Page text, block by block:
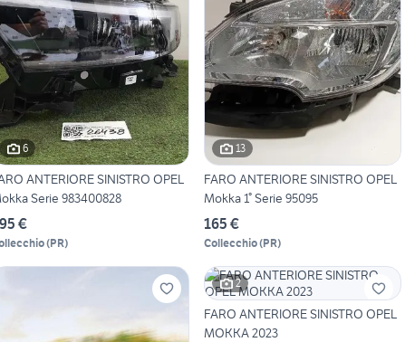
6
ANTERIORE SINISTRO OPEL
Serie 983400828
€
(PR)
13
FARO ANTERIORE SINISTRO OPEL
Mokka 1° Serie 95095
165 €
Collecchio(PR)
2
FARO ANTERIORE SINISTRO OPEL
MOKKA 2023